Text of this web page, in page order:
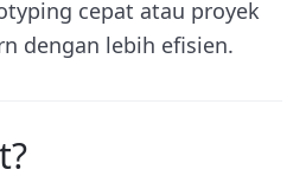
cepat atau proyek
dengan lebih efisien.